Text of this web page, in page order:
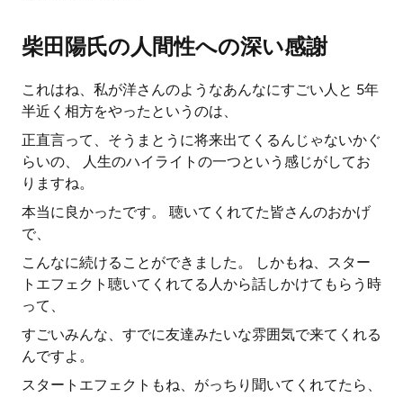
柴田陽氏の人間性への深い感謝
これはね、私が洋さんのようなあんなにすごい人と 5年
半近く相方をやったというのは、
正直言って、そうまとうに将来出てくるんじゃないかぐ
らいの、 人生のハイライトの一つという感じがしてお
りますね。
本当に良かったです。 聴いてくれてた皆さんのおかげ
で、
こんなに続けることができました。 しかもね、スター
トエフェクト聴いてくれてる人から話しかけてもらう時
って、
すごいみんな、すでに友達みたいな雰囲気で来てくれる
んですよ。
スタートエフェクトもね、がっちり聞いてくれてたら、